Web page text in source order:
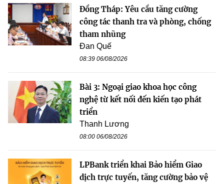
Đồng Tháp: Yêu cầu tăng cường
công tác thanh tra và phòng, chống
tham nhũng
Đan Quế
08:39 06/08/2026
Bài 3: Ngoại giao khoa học công
nghệ từ kết nối đến kiến tạo phát
triển
Thanh Lương
08:00 06/08/2026
LPBank triển khai Bảo hiểm Giao
dịch trực tuyến, tăng cường bảo vệ